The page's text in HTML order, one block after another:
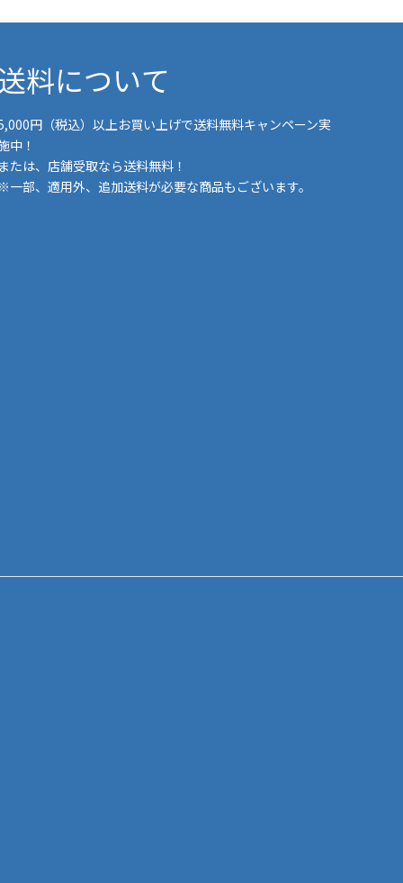
料について
円（税込）以上お買い上げで送料無料キャンペーン実
中！
または、店舗受取なら送料無料！
※一部、適用外、追加送料が必要な商品もございます。